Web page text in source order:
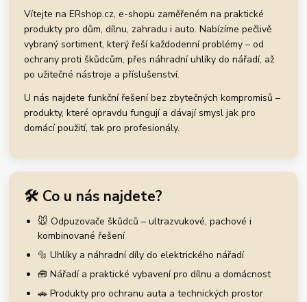
Vítejte na ERshop.cz, e-shopu zaměřeném na praktické
produkty pro dům, dílnu, zahradu i auto. Nabízíme pečlivě
vybraný sortiment, který řeší každodenní problémy – od
ochrany proti škůdcům, přes náhradní uhlíky do nářadí, až
po užitečné nástroje a příslušenství.
U nás najdete funkční řešení bez zbytečných kompromisů –
produkty, které opravdu fungují a dávají smysl jak pro
domácí použití, tak pro profesionály.
🛠️ Co u nás najdete?
🐭 Odpuzovače škůdců – ultrazvukové, pachové i
kombinované řešení
🔩 Uhlíky a náhradní díly do elektrického nářadí
🧰 Nářadí a praktické vybavení pro dílnu a domácnost
🚗 Produkty pro ochranu auta a technických prostor